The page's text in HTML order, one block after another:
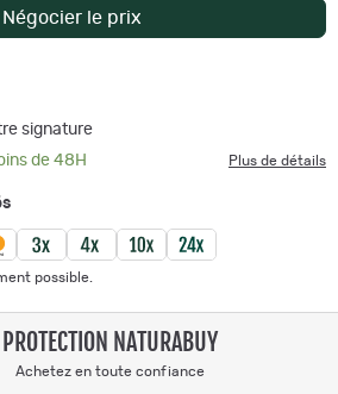
Négocier le prix
signature
de 48H
Plus de détails
possible.
PROTECTION NATURABUY
Achetez en toute confiance